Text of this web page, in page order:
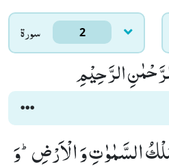
سورۃ 2
الرَّحِیْمِ
مُلْكُ السَّمٰوٰتِ وَ الْاَرْضِؕ-وَ